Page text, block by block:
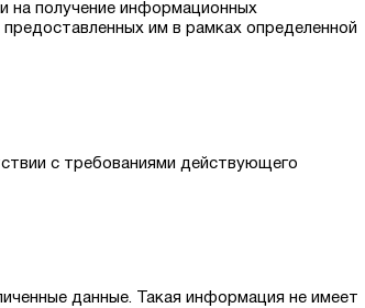
на получение информационных
им в рамках определенной
с требованиями действующего
данные. Такая информация не имеет